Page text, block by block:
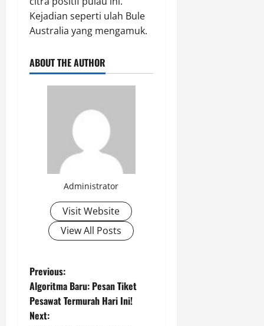
Kejadian seperti ulah Bule
Australia yang mengamuk.
ABOUT THE AUTHOR
Administrator
Visit Website
View All Posts
P
o
Previous:
Algoritma Baru: Pesan Tiket
Pesawat Termurah Hari Ini!
Next: